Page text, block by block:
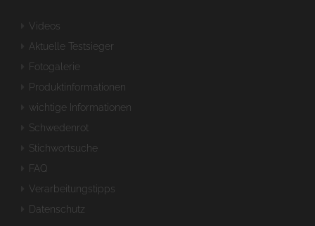
Videos
Aktuelle Testsieger
Fotogalerie
Produktinformationen
wichtige Informationen
Schwedenrot
Stichwortsuche
FAQ
Verarbeitungstipps
Datenschutz